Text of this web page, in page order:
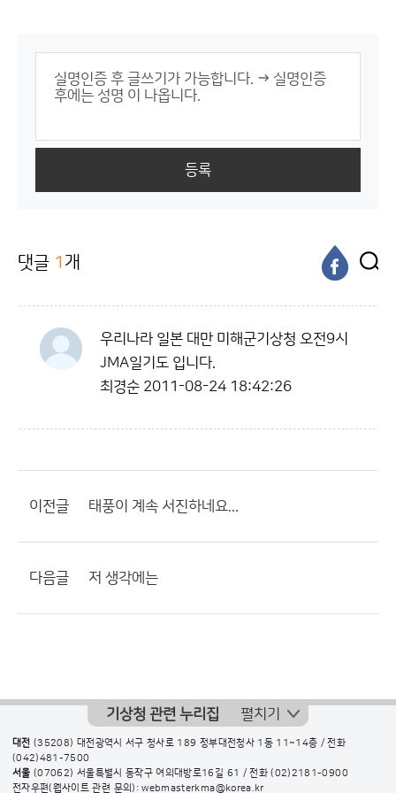
등록
댓글 1 개
우리나라 일본 대만 미해군기상청 오전9시
JMA일기도 입니다.
최경순 2011-08-24 18:42:26
이전글 태풍이 계속 서진하네요...
다음글 저 생각에는
기상청 관련 누리집 펼치기
대전 (35208) 대전광역시 서구 청사로 189 정부대전청사 1동 11~14층 / 전화
(042)481-7500
서울 (07062) 서울특별시 동작구 여의대방로16길 61 / 전화(02)2181-0900
전자우편(웹사이트 관련 문의): webmasterkma@korea.kr